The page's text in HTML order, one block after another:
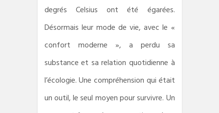
degrés Celsius ont été égarées.
Désormais leur mode de vie, avec le «
confort moderne », a perdu sa
substance et sa relation quotidienne à
l’écologie. Une compréhension qui était
un outil, le seul moyen pour survivre. Un